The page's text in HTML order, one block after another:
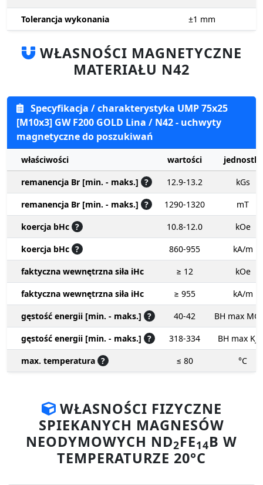
Tolerancja wykonania
±1 mm
WŁASNOŚCI MAGNETYCZNE
MATERIAŁU N42
Specyfikacja / charakterystyka UMP 75x25
[M10x3] GW F200 GOLD Lina / N42 - uchwyty
magnetyczne do poszukiwań
właściwości wartości
jednostki
remanencja Br [min. - maks.] ? 12.9-13.2
kGs
remanencja Br [min. - maks.] ? 1290-1320
mT
koercja bHc ? 10.8-12.0
kOe
koercja bHc ? 860-955
kA/m
faktyczna wewnętrzna siła iHc
≥ 12
kOe
faktyczna wewnętrzna siła iHc
≥ 955
kA/m
gęstość energii [min. - maks.] ? 40-42
BH max
gęstość energii [min. - maks.] ? 318-334
BH max
max. temperatura ? ≤ 80 °C
WŁASNOŚCI FIZYCZNE
SPIEKANYCH MAGNESÓW
NEODYMOWYCH ND2FE14B W
TEMPERATURZE 20°C